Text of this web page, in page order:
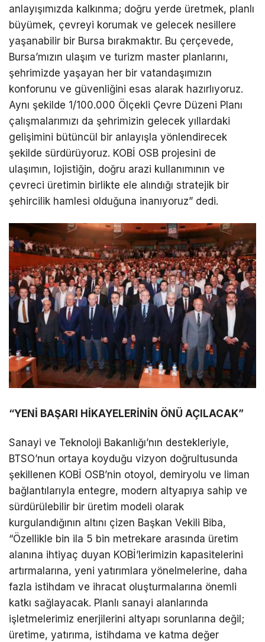
anlayışımızda kalkınma; doğru yerde üretmek, planlı
büyümek, çevreyi korumak ve gelecek nesillere
yaşanabilir bir Bursa bırakmaktır. Bu çerçevede,
Bursa’mızın ulaşım ve turizm master planlarını,
şehrimizde yaşayan her bir vatandaşımızın
konforunu ve güvenliğini esas alarak hazırlıyoruz.
Aynı şekilde 1/100.000 Ölçekli Çevre Düzeni Planı
çalışmalarımızı da şehrimizin gelecek yıllardaki
gelişimini bütüncül bir anlayışla yönlendirecek
şekilde sürdürüyoruz. KOBİ OSB projesini de
ulaşımın, lojistiğin, doğru arazi kullanımının ve
çevreci üretimin birlikte ele alındığı stratejik bir
şehircilik hamlesi olduğuna inanıyoruz” dedi.
“YENİ BAŞARI HİKAYELERİNİN ÖNÜ AÇILACAK”
Sanayi ve Teknoloji Bakanlığı’nın destekleriyle,
BTSO’nun ortaya koyduğu vizyon doğrultusunda
şekillenen KOBİ OSB’nin otoyol, demiryolu ve liman
bağlantılarıyla entegre, modern altyapıya sahip ve
sürdürülebilir bir üretim modeli olarak
kurgulandığının altını çizen Başkan Vekili Biba,
“Özellikle bin ila 5 bin metrekare arasında üretim
alanına ihtiyaç duyan KOBİ’lerimizin kapasitelerini
artırmalarına, yeni yatırımlara yönelmelerine, daha
fazla istihdam ve ihracat oluşturmalarına önemli
katkı sağlayacak. Planlı sanayi alanlarında
işletmelerimiz enerjilerini altyapı sorunlarına değil;
üretime, yatırıma, istihdama ve katma değer